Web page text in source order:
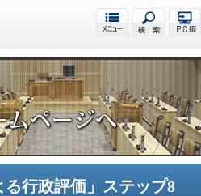
行政評価」ステップ8